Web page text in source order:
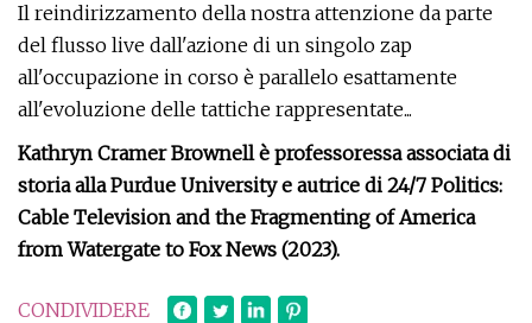
Il reindirizzamento della nostra attenzione da parte
del flusso live dall'azione di un singolo zap
all'occupazione in corso è parallelo esattamente
all'evoluzione delle tattiche rappresentate...
Kathryn Cramer Brownell è professoressa associata di
storia alla Purdue University e autrice di 24/7 Politics:
Cable Television and the Fragmenting of America
from Watergate to Fox News (2023).
CONDIVIDERE